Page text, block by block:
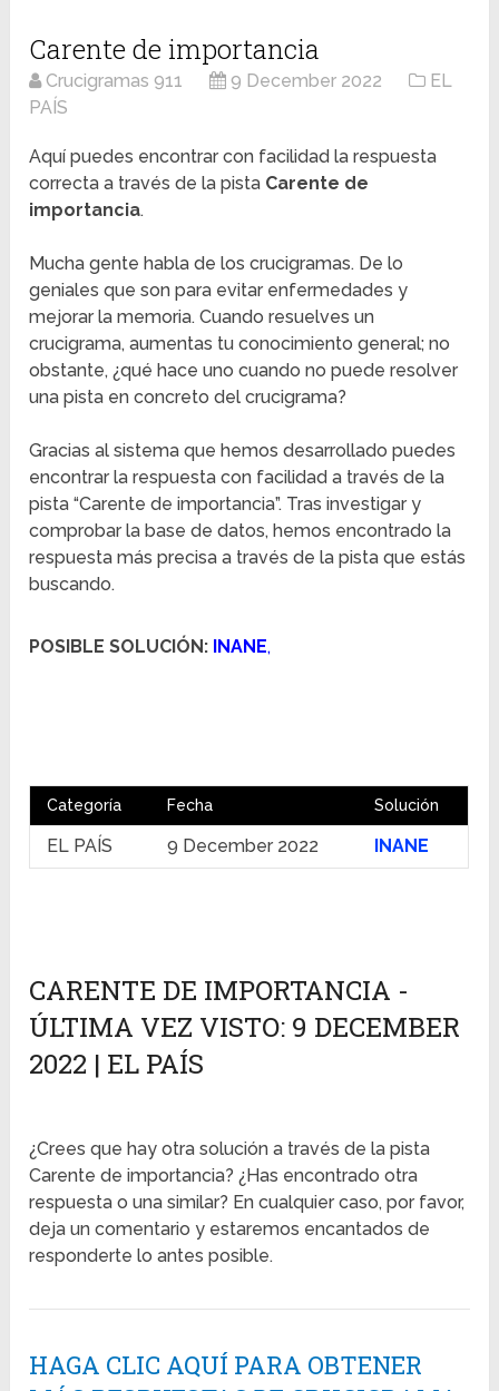
Carente de importancia
Crucigramas 911 9 December 2022
EL
PAÍS
Aquí puedes encontrar con facilidad la respuesta
correcta a través de la pista Carente de
importancia.
Mucha gente habla de los crucigramas. De lo
geniales que son para evitar enfermedades y
mejorar la memoria. Cuando resuelves un
crucigrama, aumentas tu conocimiento general; no
obstante, ¿qué hace uno cuando no puede resolver
una pista en concreto del crucigrama?
Gracias al sistema que hemos desarrollado puedes
encontrar la respuesta con facilidad a través de la
pista “Carente de importancia”. Tras investigar y
comprobar la base de datos, hemos encontrado la
respuesta más precisa a través de la pista que estás
buscando.
POSIBLE SOLUCIÓN: INANE,
Categoría Fecha Solución
EL PAÍS 9 December 2022 INANE
CARENTE DE IMPORTANCIA -
ÚLTIMA VEZ VISTO: 9 DECEMBER
2022 | EL PAÍS
¿Crees que hay otra solución a través de la pista
Carente de importancia? ¿Has encontrado otra
respuesta o una similar? En cualquier caso, por favor,
deja un comentario y estaremos encantados de
responderte lo antes posible.
HAGA CLIC AQUÍ PARA OBTENER